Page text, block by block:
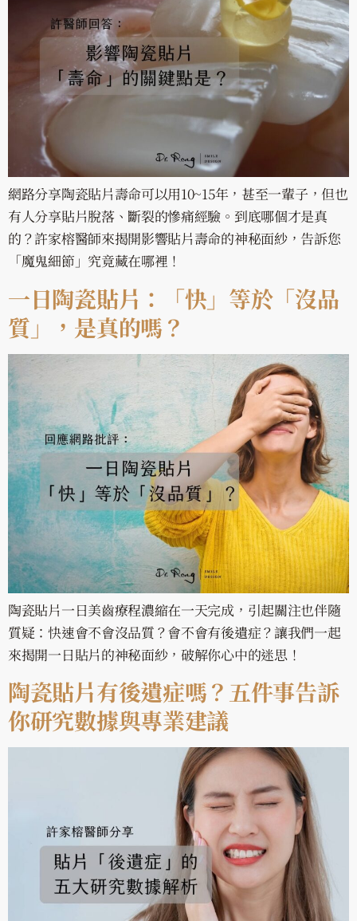
網路分享陶瓷貼片壽命可以用10~15年，甚至一輩子，但也
有人分享貼片脫落、斷裂的慘痛經驗。到底哪個才是真
的？許家榕醫師來揭開影響貼片壽命的神秘面紗，告訴您
「魔鬼細節」究竟藏在哪裡！
一日陶瓷貼片：「快」等於「沒品
質」，是真的嗎？
陶瓷貼片一日美齒療程濃縮在一天完成，引起關注也伴隨
質疑：快速會不會沒品質？會不會有後遺症？讓我們一起
來揭開一日貼片的神秘面紗，破解你心中的迷思！
陶瓷貼片有後遺症嗎？五件事告訴
你研究數據與專業建議